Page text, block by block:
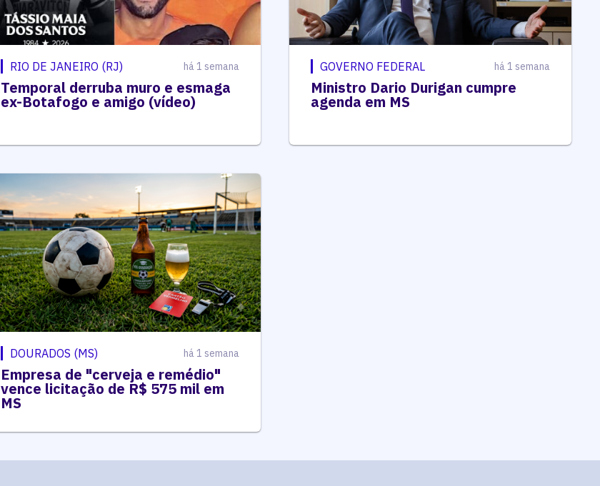
RIO DE JANEIRO (RJ) há 1 semana
Temporal derruba muro e esmaga
ex-Botafogo e amigo (vídeo)
GOVERNO FEDERAL há 1 semana
Ministro Dario Durigan cumpre
agenda em MS
DOURADOS (MS) há 1 semana
Empresa de "cerveja e remédio"
vence licitação de R$ 575 mil em
MS